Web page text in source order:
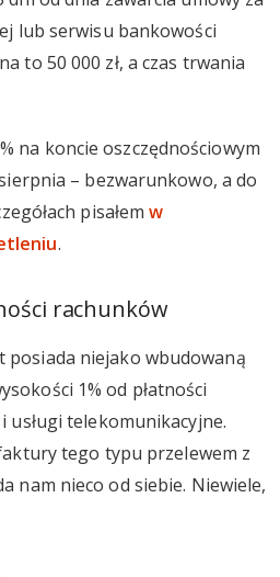
lub serwisu bankowości
to 50 000 zł, a czas trwania
na koncie oszczędnościowym
– bezwarunkowo, a do
pisałemw
.
rachunków
posiada niejako wbudowaną
1% od płatności
usługi telekomunikacyjne.
tego typu przelewem z
nam nieco od siebie. Niewiele,